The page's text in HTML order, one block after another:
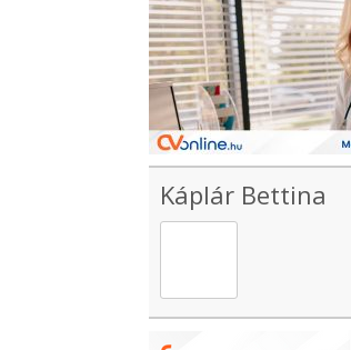
Káplár Bettina